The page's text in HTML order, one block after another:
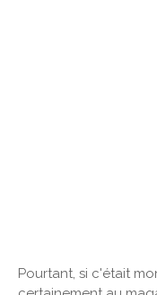
Pourtant, si c'était